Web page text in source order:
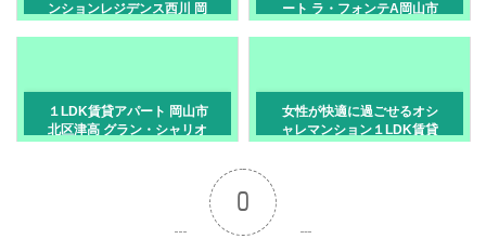
ンションレジデンス西川 岡
ート ラ・フォンテA岡山市
１LDK賃貸アパート 岡山市
北区津高 グラン・シャリオ
女性が快適に過ごせるオシ
ャレマンション１LDK賃貸
0